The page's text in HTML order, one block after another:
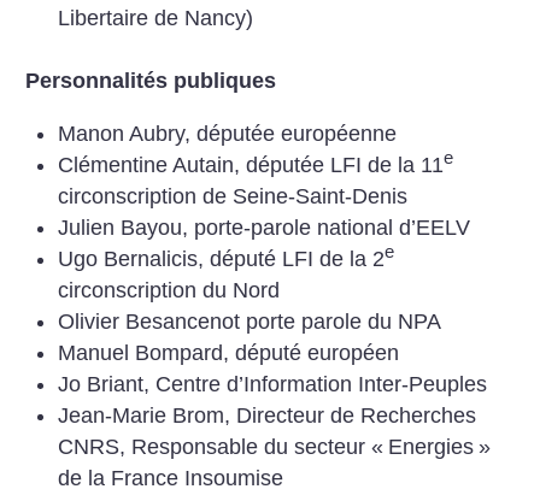
Libertaire de Nancy)
Personnalités publiques
Manon Aubry, députée européenne
Clémentine Autain, députée LFI de la 11e
circonscription de Seine-Saint-Denis
Julien Bayou, porte-parole national d’EELV
Ugo Bernalicis, député LFI de la 2e
circonscription du Nord
Olivier Besancenot porte parole du NPA
Manuel Bompard, député européen
Jo Briant, Centre d’Information Inter-Peuples
Jean-Marie Brom, Directeur de Recherches
CNRS, Responsable du secteur « Energies »
de la France Insoumise